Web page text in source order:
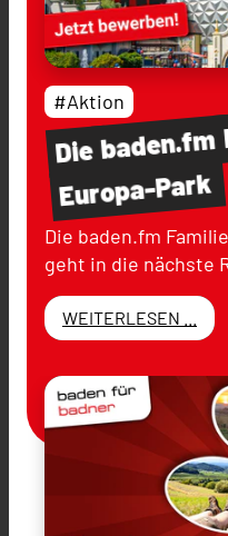
Diebaden.fm
Europa-Park
#Aktion
Die baden.fm
geht in die nächste
WEITERLESEN ...